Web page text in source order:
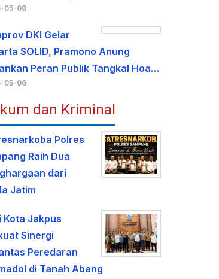
05-08
DKI Gelar
SOLID, Pramono Anung
Peran Publik Tangkal Hoa…
05-06
dan Kriminal
Polres
Raih Dua
dari
Jatim
Kota Jakpus
Sinergi
Peredaran
di Tanah Abang